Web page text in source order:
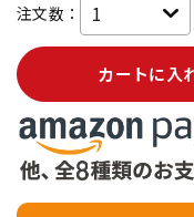
注文数：
カートに入